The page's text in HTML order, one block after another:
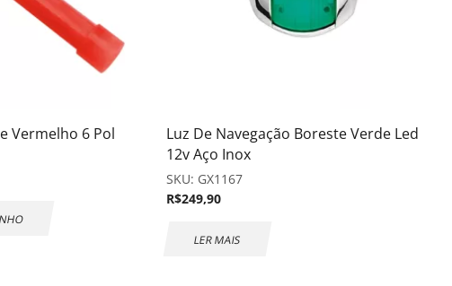
Vermelho 6 Pol
Luz De Navegação Boreste Verde Led
12v Aço Inox
SKU: GX1167
R$249,90
LER MAIS